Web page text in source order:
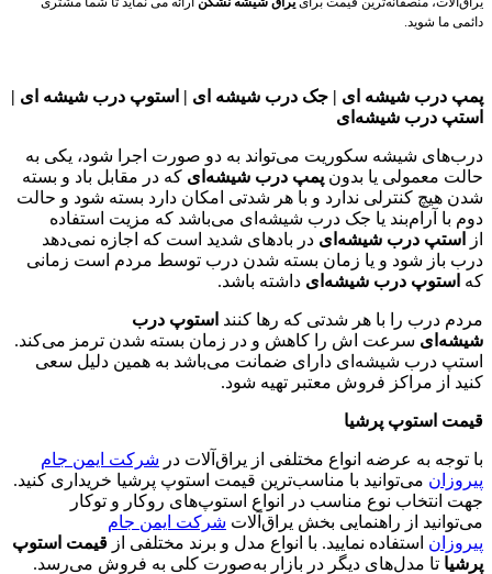
دائمی ما شوید.
پمپ درب شیشه ای | جک درب شیشه ای | استوپ درب شیشه ای |
استپ درب شیشه‌ای
درب‌های شیشه سکوریت می‌تواند به دو صورت اجرا شود، یکی به
حالت معمولی یا بدون پمپ درب شیشه‌ای که در مقابل باد و بسته
شدن هیچ کنترلی ندارد و با هر شدتی امکان دارد بسته شود و حالت
دوم با آرام‌بند یا جک درب شیشه‌ای می‌باشد که مزیت استفاده
از
استپ درب شیشه‌ای در بادهای شدید است که اجازه نمی‌دهد
درب باز شود و یا زمان بسته شدن درب توسط مردم است زمانی
که استوپ درب شیشه‌ای داشته باشد.
مردم درب را با هر شدتی که رها کنند استوپ درب
شیشه‌ای سرعت اش را کاهش و در زمان بسته شدن ترمز می‌کند.
استپ درب شیشه‌ای دارای ضمانت می‌باشد به همین دلیل سعی
کنید از مراکز فروش معتبر تهیه شود.
قیمت استوپ پرشیا
با توجه به عرضه انواع مختلفی از یراق‌آلات در شرکت ایمن جام
پیروزان می‌توانید با مناسب‌ترین قیمت استوپ پرشیا خریداری کنید.
جهت انتخاب نوع مناسب در انواع استوپ‌های روکار و توکار
می‌توانید از راهنمایی بخش یراق‌آلات شرکت ایمن جام
پیروزان استفاده نمایید. با انواع مدل و برند مختلفی از قیمت استوپ
پرشیا تا مدل‌های دیگر در بازار به‌صورت کلی به فروش می‌رسد.